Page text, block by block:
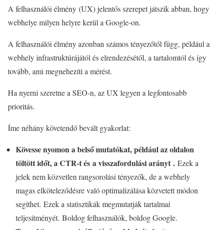
A felhasználói élmény (UX) jelentős szerepet játszik abban, hogy
webhelye milyen helyre kerül a Google-on.
A felhasználói élmény azonban számos tényezőtől függ, például a
webhely infrastruktúrájától és elrendezésétől, a tartalomtól és így
tovább, ami megnehezíti a mérést.
Ha nyerni szeretne a SEO-n, az UX legyen a legfontosabb
prioritás.
Íme néhány követendő bevált gyakorlat:
Kövesse nyomon a belső mutatókat, például az oldalon
töltött időt, a CTR-t és a visszafordulási arányt . Ezek a
jelek nem közvetlen rangsorolási tényezők, de a webhely
magas elköteleződésre való optimalizálása közvetett módon
segíthet. Ezek a statisztikák megmutatják tartalmai
teljesítményét. Boldog felhasználók, boldog Google.